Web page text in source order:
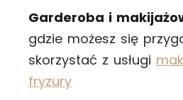
Garderoba i
gdzie możesz się
skorzystać z usługi
fryzury